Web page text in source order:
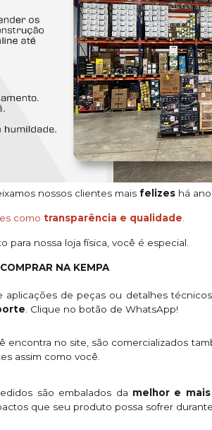
nossos clientes mais felizeshá
como transparência e qualidade.
nossa loja física, você é especial.
NA KEMPA
aplicações de peças ou detalhes
. Clique no botão de WhatsApp!
no site, são comercializados
assim como você.
são embalados da melhor e
que seu produto possa sofrer